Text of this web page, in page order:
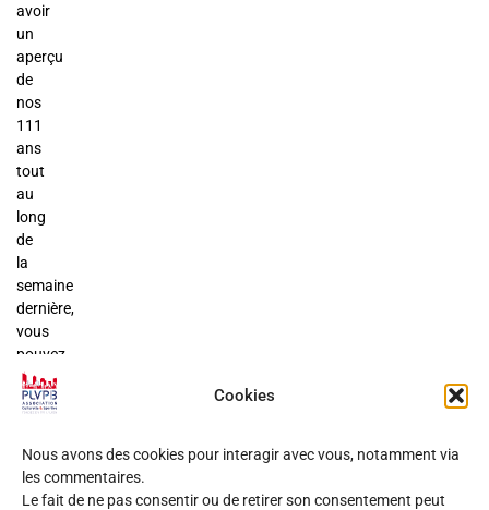
Cookies
Nous avons des cookies pour interagir avec vous, notamment via
les commentaires.
Le fait de ne pas consentir ou de retirer son consentement peut
avoir
un
aperçu
de
nos
111
ans
tout
au
long
de
la
semaine
dernière,
vous
pouvez
aller
sur
site
Facebook